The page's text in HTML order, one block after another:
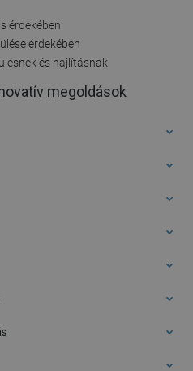
érdekében
érdekében
és hajlításnak
megoldások